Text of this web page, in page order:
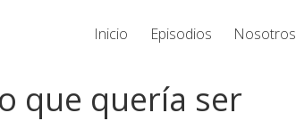
Inicio Episodios Nosotros
que quería ser